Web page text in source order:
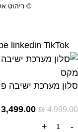
© ריהוט אקספרס 2025 |
linkedin TikTok
סלון מערכת ישיבה
4,999.00
₪
3,499.00